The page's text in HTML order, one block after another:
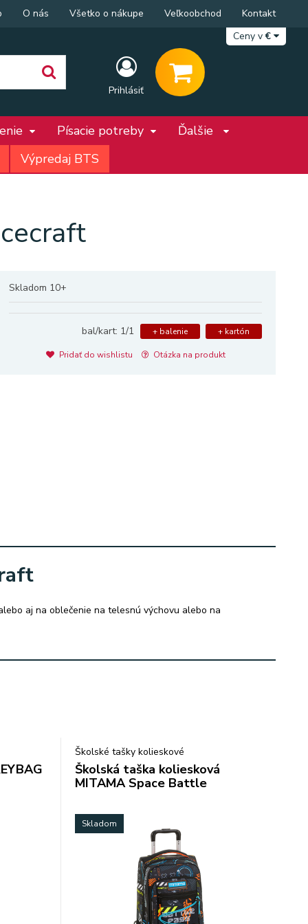
Prihlásiť
O nás Všetko o nákupe Veľkoobchod
Kontakt
Ceny v€
Písacie potreby
Ďalšie
Výpredaj BTS
Skladom 10+
bal/kart: 1/1 + balenie + kartón
Pridať do wishlistu Otázka na produkt
aj na oblečenie na telesnú výchovu alebo na
Školské tašky kolieskové
Školská taška koliesková
MITAMA Space Battle
Skladom